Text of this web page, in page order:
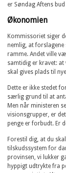
er Søndag Aftens
Økonomien
Kommissoriet siger
nemlig, at
ramme. Andet ville
samtidig er kravet:
skal gives plads til
Dette er ikke stedet
særlig grund til at
Men når ministeren
visionsgrupper, er
penge er forbudt. Er
Forestil dig, at du
tilskudssystem for
provinsen, vi lukker
hyppigt udtrykte fra